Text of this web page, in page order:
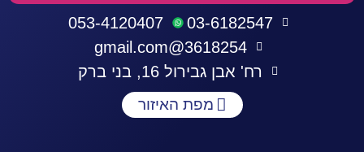
03-6182547
053-4120407
3618254@gmail.com
רח' אבן גבירול 16, בני ברק
מפת האיזור